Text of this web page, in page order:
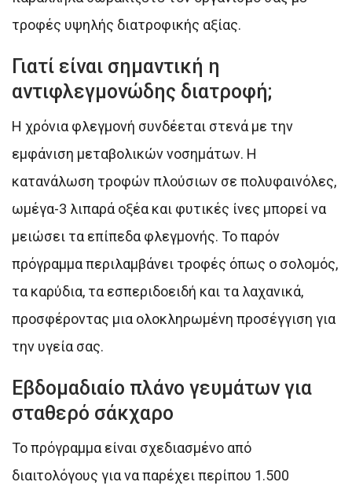
τροφές υψηλής διατροφικής αξίας.
Γιατί είναι σημαντική η
αντιφλεγμονώδης διατροφή;
Η χρόνια φλεγμονή συνδέεται στενά με την
εμφάνιση μεταβολικών νοσημάτων. Η
κατανάλωση τροφών πλούσιων σε πολυφαινόλες,
ωμέγα-3 λιπαρά οξέα και φυτικές ίνες μπορεί να
μειώσει τα επίπεδα φλεγμονής. Το παρόν
πρόγραμμα περιλαμβάνει τροφές όπως ο σολομός,
τα καρύδια, τα εσπεριδοειδή και τα λαχανικά,
προσφέροντας μια ολοκληρωμένη προσέγγιση για
την υγεία σας.
Εβδομαδιαίο πλάνο γευμάτων για
σταθερό σάκχαρο
Το πρόγραμμα είναι σχεδιασμένο από
διαιτολόγους για να παρέχει περίπου 1.500